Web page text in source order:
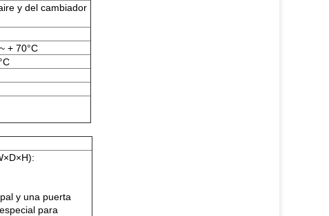
y del cambiador
+ 70°C
y una puerta
para